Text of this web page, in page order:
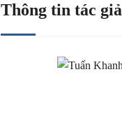
Thông tin tác giả